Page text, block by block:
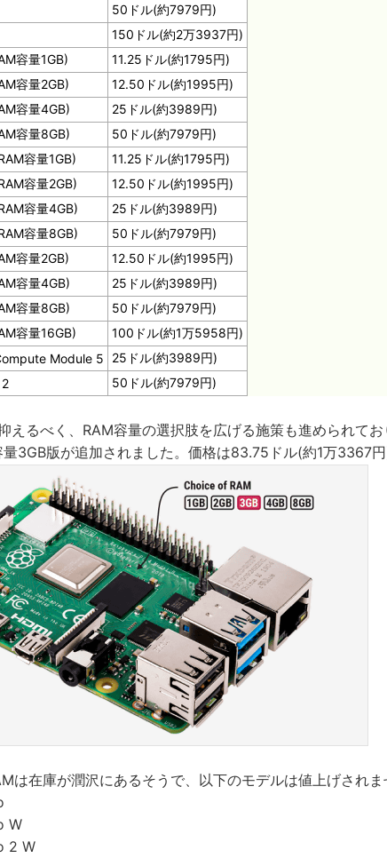
50ドル(約7979円)
150ドル(約2万3937円)
容量1GB)
11.25ドル(約1795円)
容量2GB)
12.50ドル(約1995円)
容量4GB)
25ドル(約3989円)
容量8GB)
50ドル(約7979円)
容量1GB)
11.25ドル(約1795円)
容量2GB)
12.50ドル(約1995円)
容量4GB)
25ドル(約3989円)
容量8GB)
50ドル(約7979円)
容量2GB)
12.50ドル(約1995円)
容量4GB)
25ドル(約3989円)
容量8GB)
50ドル(約7979円)
容量16GB)
100ドル(約1万5958円)
Module 5
25ドル(約3989円)
50ドル(約7979円)
えるべく、RAM容量の選択肢を広げる施策も進められて
3GB版が追加されました。価格は83.75ドル(約1万3367
は在庫が潤沢にあるそうで、以下のモデルは値上げされ
W
2 W